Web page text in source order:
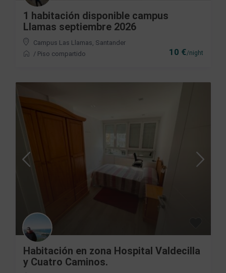
10 €/night
1 habitación disponible campus
Llamas septiembre 2026
Campus Las Llamas Santander
/ Piso compartido
Habitación en zona Hospital Valdecilla
y Cuatro Caminos.